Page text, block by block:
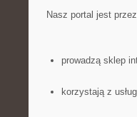
Nasz portal jest
prowadzą sklep
korzystają z